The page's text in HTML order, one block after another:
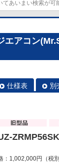
エアコン
仕様表 別
：1,002,000円（税別